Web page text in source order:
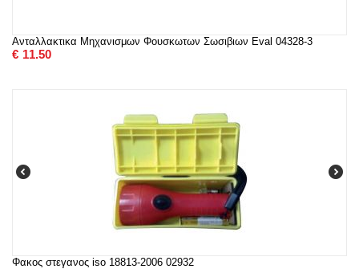
Ανταλλακτικα Μηχανισμων Φουσκωτων Σωσιβιων Eval 04328-3
€ 11.50
Φακος στεγανος iso 18813-2006 02932